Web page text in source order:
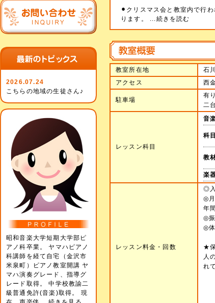
2026.07.24
こちらの地域の生徒さん♪
昭和音楽大学短期大学部ピ
アノ科卒業。 ヤマハピアノ
科講師を経て自宅（金沢市
米泉町）ピアノ教室開講 ヤ
マハ演奏グレード、指導グ
レード取得。 中学校教諭二
級普通免許(音楽)取得。 現
⚫︎クリスマス会と教室内で行
ります。
...続きを読む
教室所在地
石
アクセス
西
駐車場
有り
二
レッスン科目
音
科目
教
楽
レッスン料金・回数
◎入
◎
年
◎振
◎
★
人
れ